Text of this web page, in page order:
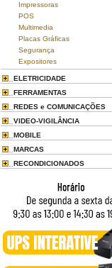
Impressoras
POS
Multimedia
Placas Gráficas
Segurança
Expositores
ELETRICIDADE
FERRAMENTAS
REDES e COMUNICAÇÕES
VIDEO-VIGILÂNCIA
MOBILE
MARCAS
RECONDICIONADOS